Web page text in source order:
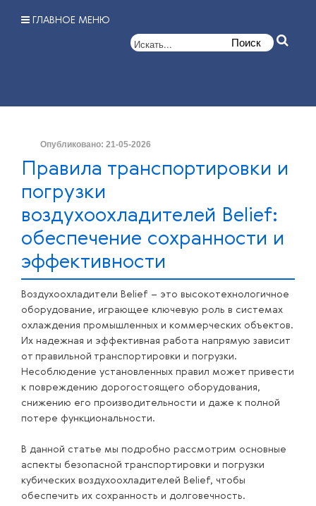
ГЛАВНОЕ МЕНЮ
Опубликовано: 21-05-2026
Правила транспортировки и
погрузки
воздухоохладителей Belief:
обеспечение сохранности и
эффективности
Воздухоохладители Belief – это высокотехнологичное
оборудование, играющее ключевую роль в системах
охлаждения промышленных и коммерческих объектов.
Их надежная и эффективная работа напрямую зависит
от правильной транспортировки и погрузки.
Несоблюдение установленных правил может привести
к повреждению дорогостоящего оборудования,
снижению его производительности и даже к полной
потере функциональности.
В данной статье мы подробно рассмотрим основные
аспекты безопасной транспортировки и погрузки
кубических воздухоохладителей Belief, чтобы
обеспечить их сохранность и долговечность.